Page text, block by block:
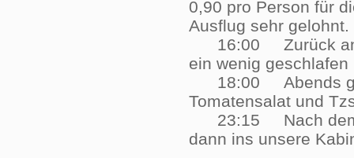
0,90 pro Person für
Ausflug sehr
16:00 Zurück an
ein wenig
18:00 Abends
Tomatensalat und
23:15 Nach dem
dann ins unsere